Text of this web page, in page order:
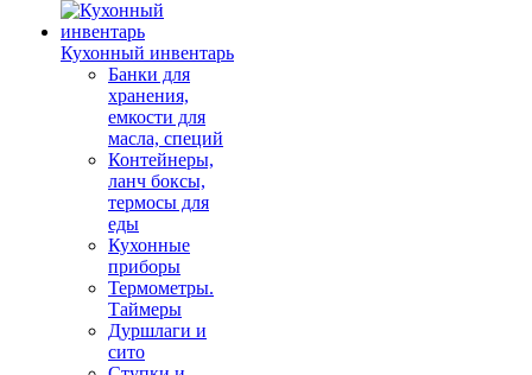
Кухонный инвентарь
Банки для
хранения,
емкости для
масла, специй
Контейнеры,
ланч боксы,
термосы для
еды
Кухонные
приборы
Термометры.
Таймеры
Дуршлаги и
сито